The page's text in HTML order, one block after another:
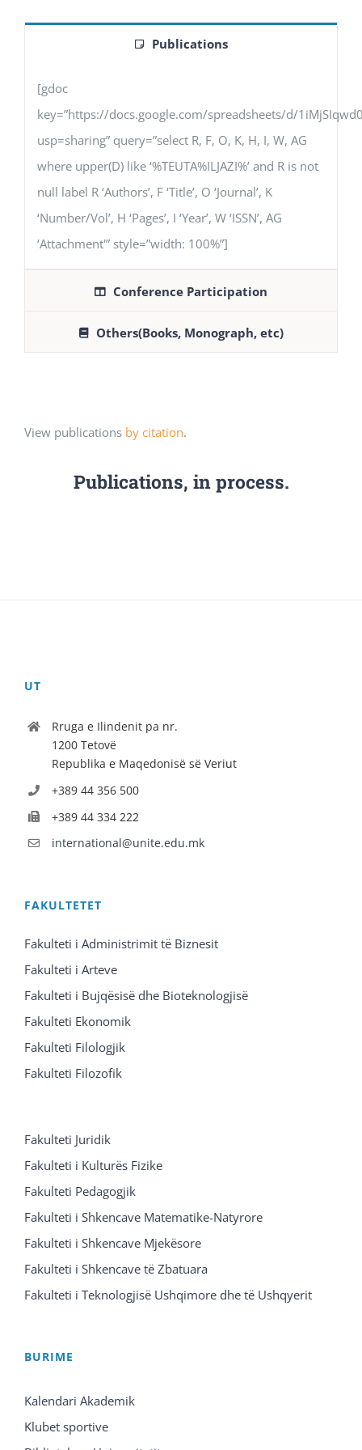
Publications
[gdoc
key=”https://docs.google.com/spreadsheets/d/
usp=sharing” query=”select R, F, O, K, H, I, W, AG
where upper(D) like ‘%TEUTA%ILJAZI%’ and R is not
null label R ‘Authors’, F ‘Title’, O ‘Journal’, K
‘Number/Vol’, H ‘Pages’, I ‘Year’, W ‘ISSN’, AG
‘Attachment'” style=”width: 100%”]
Conference Participation
Others(Books, Monograph, etc)
View publications by citation.
Publications, in process.
UT
Rruga e Ilindenit pa nr.
1200 Tetovë
Republika e Maqedonisë së Veriut
+389 44 356 500
+389 44 334 222
international@unite.edu.mk
FAKULTETET
Fakulteti i Administrimit të Biznesit
Fakulteti i Arteve
Fakulteti i Bujqësisë dhe Bioteknologjisë
Fakulteti Ekonomik
Fakulteti Filologjik
Fakulteti Filozofik
Fakulteti Juridik
Fakulteti i Kulturës Fizike
Fakulteti Pedagogjik
Fakulteti i Shkencave Matematike-Natyrore
Fakulteti i Shkencave Mjekësore
Fakulteti i Shkencave të Zbatuara
Fakulteti i Teknologjisë Ushqimore dhe të Ushqyerit
BURIME
Kalendari Akademik
Klubet sportive